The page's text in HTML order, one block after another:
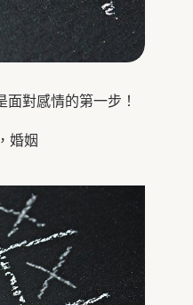
對感情的第一步！
婚姻